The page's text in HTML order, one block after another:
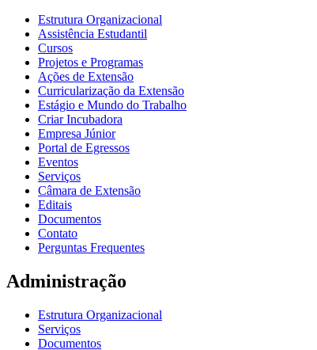
Estrutura Organizacional
Assistência Estudantil
Cursos
Projetos e Programas
Ações de Extensão
Curricularização da Extensão
Estágio e Mundo do Trabalho
Criar Incubadora
Empresa Júnior
Portal de Egressos
Eventos
Serviços
Câmara de Extensão
Editais
Documentos
Contato
Perguntas Frequentes
Administração
Estrutura Organizacional
Serviços
Documentos